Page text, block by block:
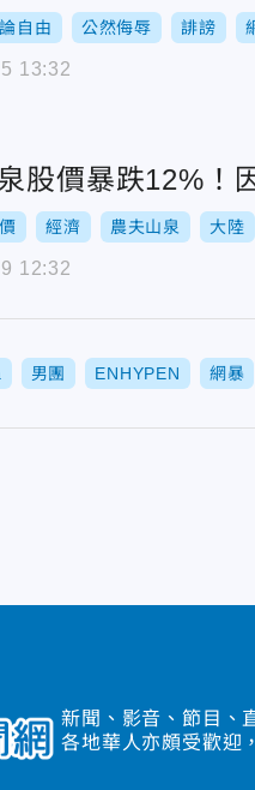
自由 公然侮辱 誹謗
13:32
股價暴跌12%
經濟 農夫山泉 大陸
12:32
男團 ENHYPEN 網暴
新聞、影音、節目、
各地華人亦頗受歡迎